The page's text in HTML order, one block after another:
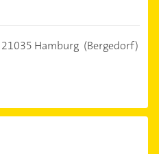
21035 Hamburg (Bergedorf)